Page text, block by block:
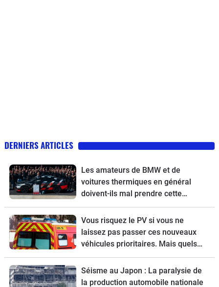
DERNIERS ARTICLES
Les amateurs de BMW et de
voitures thermiques en général
doivent-ils mal prendre cette
nouvelle ?
Vous risquez le PV si vous ne
laissez pas passer ces nouveaux
véhicules prioritaires. Mais quels
sont-ils ?
Séisme au Japon : La paralysie de
la production automobile nationale